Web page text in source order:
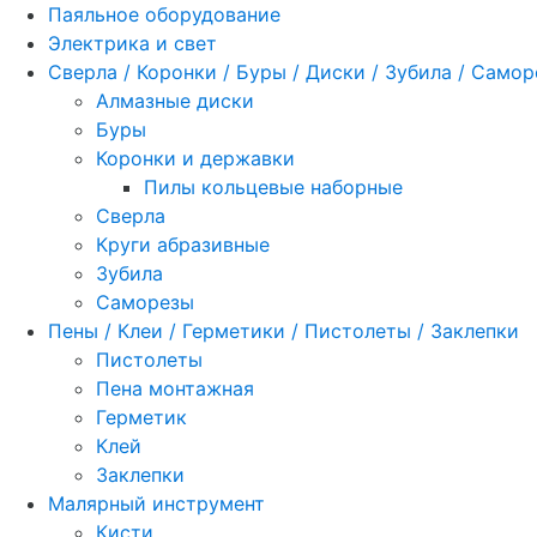
Паяльное оборудование
Электрика и свет
Сверла / Коронки / Буры / Диски / Зубила /
Алмазные диски
Буры
Коронки и державки
Пилы кольцевые наборные
Сверла
Круги абразивные
Зубила
Саморезы
Пены / Клеи / Герметики / Пистолеты / Заклепки
Пистолеты
Пена монтажная
Герметик
Клей
Заклепки
Малярный инструмент
Кисти